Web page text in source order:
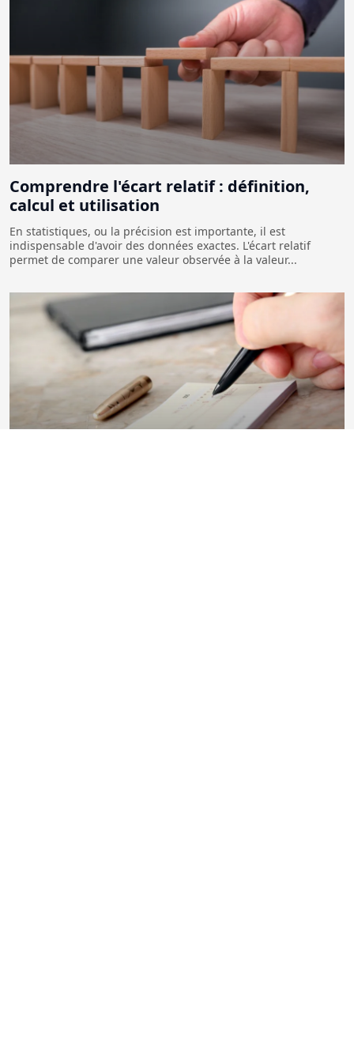
Comprendre l'écart relatif : définition,
calcul et utilisation
En statistiques, ou la précision est importante, il est
indispensable d'avoir des données exactes. L'écart relatif
permet de comparer une valeur observée à la valeur...